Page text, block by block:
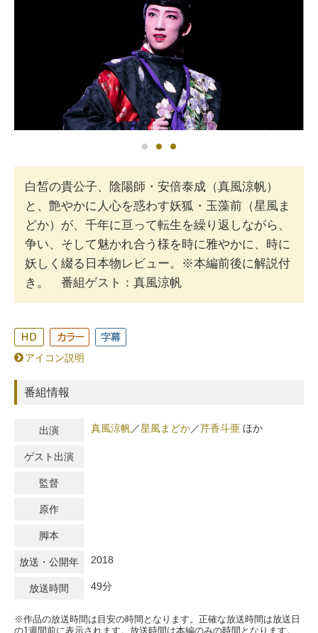
白皙の貴公子、陰陽師・安倍泰成（真風涼帆）
と、艶やかに人心を惑わす妖狐・玉藻前（星風ま
どか）が、千年に亘って転生を繰り返しながら、
争い、そして魅かれ合う様を時に雅やかに、時に
妖しく綴る日本物レビュー。※本編前後に解説付
き。 番組ゲスト：真風涼帆
アイコン説明
番組情報
出演 真風涼帆／星風まどか／芹香斗亜 ほか
ゲスト出演
監督
原作
脚本
放送・公開年 2018
放送時間 49分
※作品の放送時間は目安の時間となります。正確な放送時間は放送日
の1週間前に表示されます。放送時間は本編のみの時間となります。